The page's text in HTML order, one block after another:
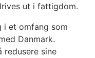
ut i fattigdom.
i et omfang som
Danmark.
redusere sine